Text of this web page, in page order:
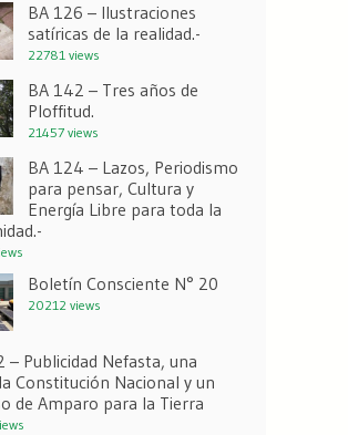
BA 126 – Ilustraciones
satíricas de la realidad.-
22781 views
BA 142 – Tres años de
Ploffitud.
21457 views
BA 124 – Lazos, Periodismo
para pensar, Cultura y
Energía Libre para toda la
Boletín Consciente N° 20
20212 views
– Publicidad Nefasta, una
Constitución Nacional y un
de Amparo para la Tierra